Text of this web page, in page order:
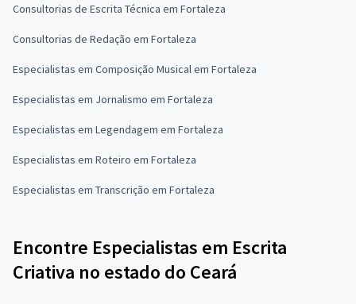
Consultorias de Escrita Técnica em Fortaleza
Consultorias de Redação em Fortaleza
Especialistas em Composição Musical em Fortaleza
Especialistas em Jornalismo em Fortaleza
Especialistas em Legendagem em Fortaleza
Especialistas em Roteiro em Fortaleza
Especialistas em Transcrição em Fortaleza
Encontre Especialistas em Escrita
Criativa no estado do Ceará